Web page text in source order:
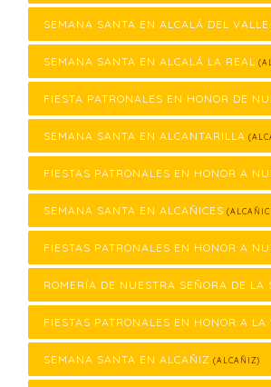
SEMANA SANTA EN ALCALÁ DEL VALLE
SEMANA SANTA EN ALCALÁ LA REAL
FIESTA PATRONALES EN HONOR DE
SEMANA SANTA EN ALCANTARILLA
FIESTAS PATRONALES EN HONOR A
SEMANA SANTA EN ALCAÑICES
FIESTAS PATRONALES EN HONOR A
ROMERÍA DE NUESTRA SEÑORA DE LA
FIESTAS PATRONALES EN HONOR A
SEMANA SANTA EN ALCAÑIZ (ALCAÑIZ)